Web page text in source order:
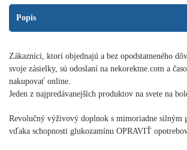
–
mesiacov,
Popis
Zákazníci, ktorí objednajú a bez opodstatneného
svoje zásielky, sú odoslaní na nekorektne.com a
nakupovať online.
Jeden z najpredávanejších produktov na svete na
Revolučný výživový doplnok s mimoriadne silným
vďaka schopnosti glukozamínu OPRAVIŤ